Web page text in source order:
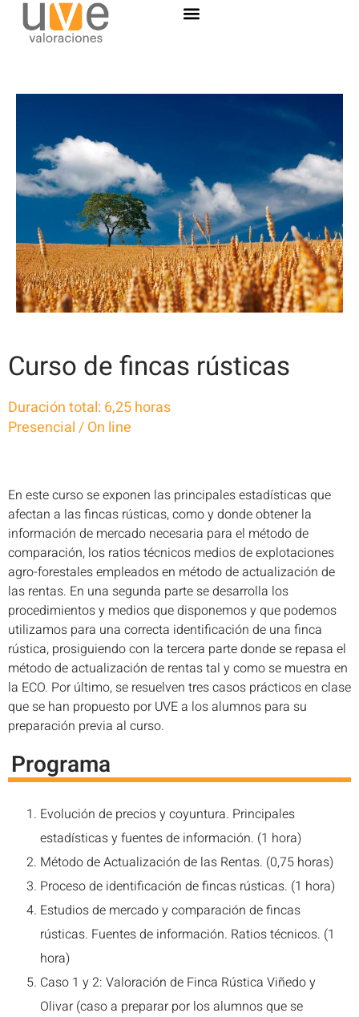
Curso de fincas rústicas
Duración total: 6,25 horas
Presencial / On line
En este curso se exponen las principales estadísticas que
afectan a las fincas rústicas, como y donde obtener la
información de mercado necesaria para el método de
comparación, los ratios técnicos medios de explotaciones
agro-forestales empleados en método de actualización de
las rentas. En una segunda parte se desarrolla los
procedimientos y medios que disponemos y que podemos
utilizamos para una correcta identificación de una finca
rústica, prosiguiendo con la tercera parte donde se repasa el
método de actualización de rentas tal y como se muestra en
la ECO. Por último, se resuelven tres casos prácticos en clase
que se han propuesto por UVE a los alumnos para su
preparación previa al curso.
Programa
Evolución de precios y coyuntura. Principales
estadísticas y fuentes de información. (1 hora)
Método de Actualización de las Rentas. (0,75 horas)
Proceso de identificación de fincas rústicas. (1 hora)
Estudios de mercado y comparación de fincas
rústicas. Fuentes de información. Ratios técnicos. (1
hora)
Caso 1 y 2: Valoración de Finca Rústica Viñedo y
Olivar (caso a preparar por los alumnos que se